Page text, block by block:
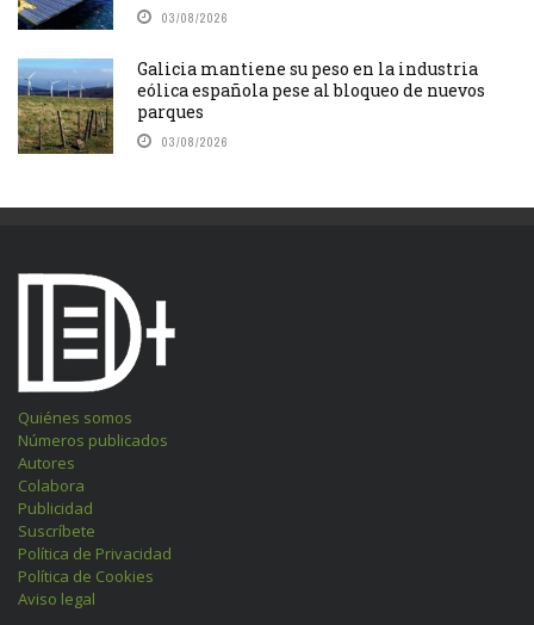
03/08/2026
Galicia mantiene su peso en la industria
eólica española pese al bloqueo de nuevos
parques
03/08/2026
Quiénes somos
Números publicados
Autores
Colabora
Publicidad
Suscríbete
Política de Privacidad
Política de Cookies
Aviso legal